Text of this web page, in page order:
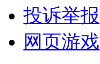
投诉举报
网页游戏